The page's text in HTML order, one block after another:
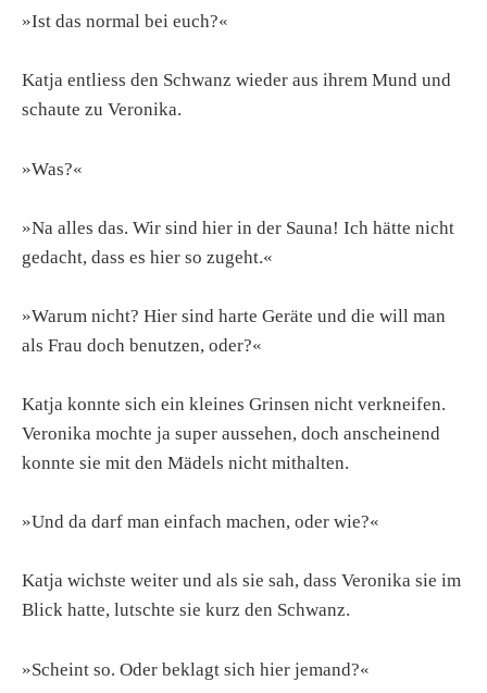
»Ist das normal bei euch?«
Katja entliess den Schwanz wieder aus ihrem Mund und
schaute zu Veronika.
»Was?«
»Na alles das. Wir sind hier in der Sauna! Ich hätte nicht
gedacht, dass es hier so zugeht.«
»Warum nicht? Hier sind harte Geräte und die will man
als Frau doch benutzen, oder?«
Katja konnte sich ein kleines Grinsen nicht verkneifen.
Veronika mochte ja super aussehen, doch anscheinend
konnte sie mit den Mädels nicht mithalten.
»Und da darf man einfach machen, oder wie?«
Katja wichste weiter und als sie sah, dass Veronika sie im
Blick hatte, lutschte sie kurz den Schwanz.
»Scheint so. Oder beklagt sich hier jemand?«